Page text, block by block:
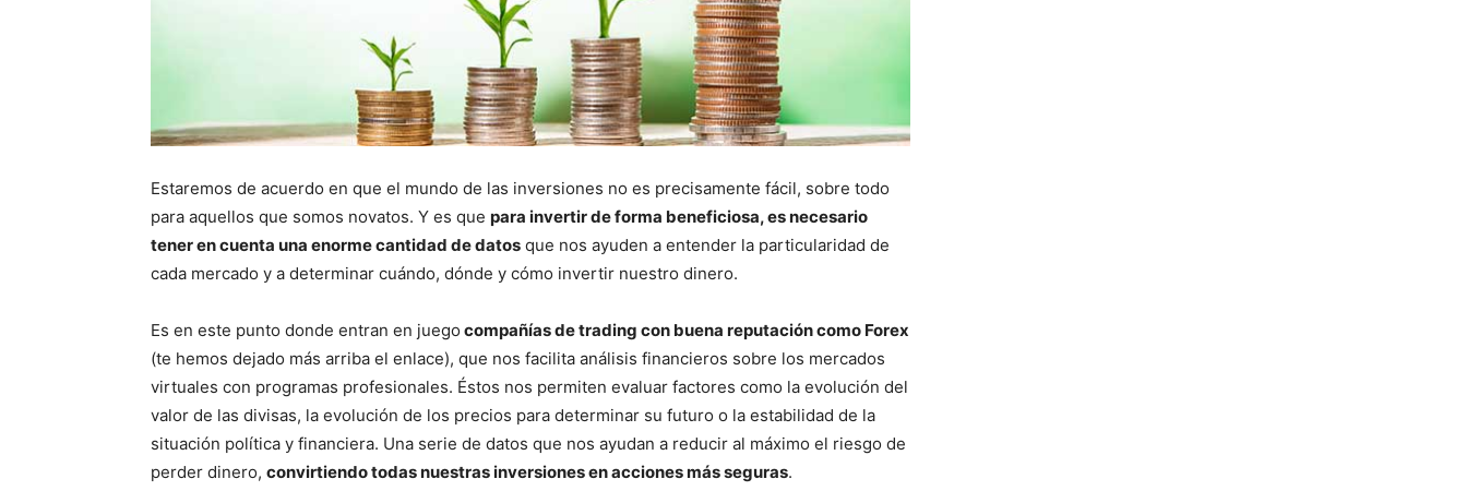
Estaremos de acuerdo en que el mundo de las inversiones no es precisamente fácil, sobre todo
para aquellos que somos novatos. Y es que para invertir de forma beneficiosa, es necesario
tener en cuenta una enorme cantidad de datos que nos ayuden a entender la particularidad de
cada mercado y a determinar cuándo, dónde y cómo invertir nuestro dinero.
Es en este punto donde entran en juego compañías de trading con buena reputación como Forex
(te hemos dejado más arriba el enlace), que nos facilita análisis financieros sobre los mercados
virtuales con programas profesionales. Éstos nos permiten evaluar factores como la evolución del
valor de las divisas, la evolución de los precios para determinar su futuro o la estabilidad de la
situación política y financiera. Una serie de datos que nos ayudan a reducir al máximo el riesgo de
perder dinero, convirtiendo todas nuestras inversiones en acciones más seguras.